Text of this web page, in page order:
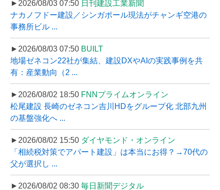
►2026/08/03 07:50 日刊建設工業新聞
ナカノフドー建設／シンガポール現法がチャンギ空港の
事務所ビル ...
►2026/08/03 07:50 BUILT
地場ゼネコン22社が集結、建設DXやAIの実践事例を共
有：産業動向（2 ...
►2026/08/02 18:50 FNNプライムオンライン
松尾建設 長崎のゼネコン吉川HDをグループ化 北部九州
の基盤強化へ ...
►2026/08/02 15:50 ダイヤモンド・オンライン
「相続税対策でアパート建設」は本当にお得？→70代の
父が選択し ...
►2026/08/02 08:30 毎日新聞デジタル